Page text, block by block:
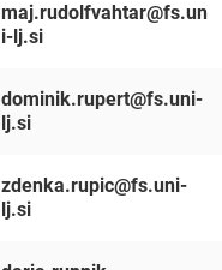
maj.rudolfvahtar@fs.un
i-lj.si
dominik.rupert@fs.uni-
lj.si
zdenka.rupic@fs.uni-
lj.si